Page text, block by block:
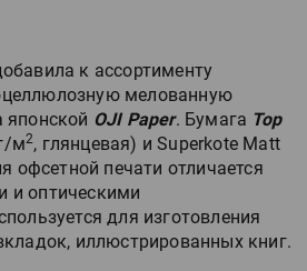
к ассортименту
мелованную
японской OJI Paper. Бумага Top
м2, глянцевая) и Superkote Matt
офсетной печати отличается
и оптическими
для изготовления
иллюстрированных книг.